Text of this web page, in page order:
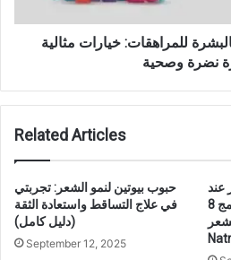
للمراهقات: خيارات مثالية
نضرة وصحية
Related Articles
حبوب بيوتين لنمو الشعر: تجربتي
في علاج التساقط واستعادة الثقة
(دليل كامل)
September 12, 2025
عند
النساء في السعودية: برنامج 8